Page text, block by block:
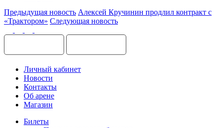
Предыдущая новость Алексей Кручинин продлил контракт с
«Трактором» Следующая новость
Личный кабинет
Новости
Контакты
Об арене
Магазин
Билеты